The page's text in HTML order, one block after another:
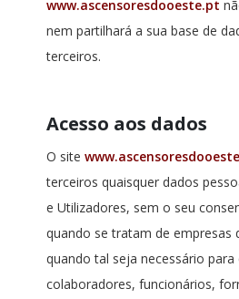
www.ascensoresdooeste.pt
nem partilhará a sua base de
terceiros.
Acesso aos dados
O site
terceiros quaisquer dados
e Utilizadores, sem o seu
quando se tratam de empresas
quando tal seja necessário para
colaboradores, funcionários,